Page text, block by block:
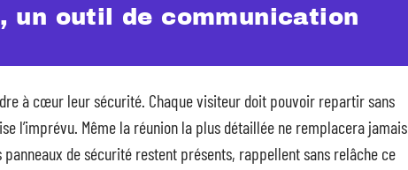
un outil de communication
à cœur leur sécurité. Chaque visiteur doit pouvoir repartir sans
l’imprévu. Même la réunion la plus détaillée ne remplacera jamais
panneaux de sécurité restent présents, rappellent sans relâche ce